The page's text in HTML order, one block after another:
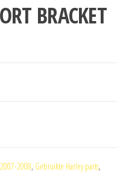
BRACKET
2008, Gebruikte Harley parts,